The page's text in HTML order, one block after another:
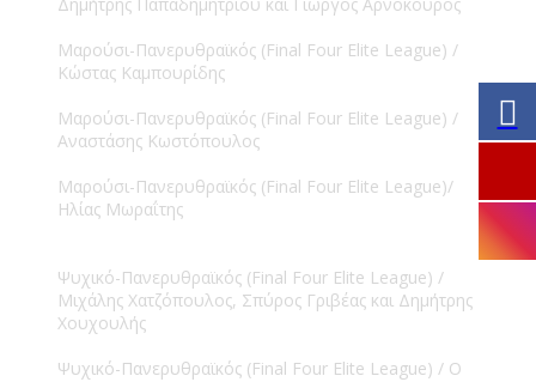
Μαρούσι-Πανερυθραϊκός (Final Four Elite League) /
Κώστας Καμπουρίδης
Μαρούσι-Πανερυθραϊκός (Final Four Elite League) /
Αναστάσης Κωστόπουλος
Μαρούσι-Πανερυθραϊκός (Final Four Elite League)/
Ηλίας Μωραΐτης
Ψυχικό-Πανερυθραϊκός (Final Four Elite League) /
Μιχάλης Χατζόπουλος, Σπύρος Γριβέας και Δημήτρης
Χουχουλής
Ψυχικό-Πανερυθραϊκός (Final Four Elite League) / Ο